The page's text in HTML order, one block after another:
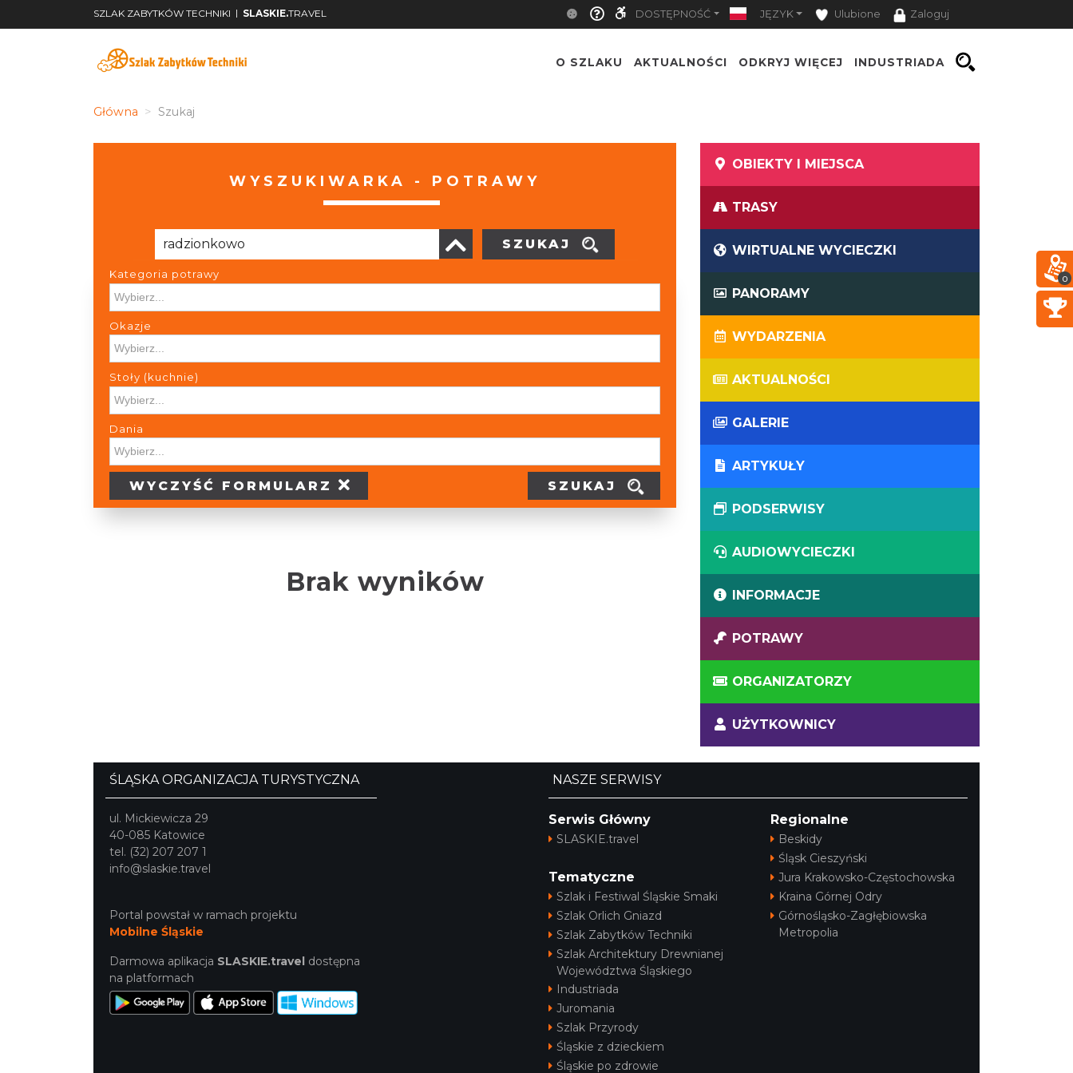
SZLAK ZABYTKÓW TECHNIKI | SLASKIE.TRAVEL DOSTĘPNOŚĆ JĘZYK Ulubione Zaloguj
O SZLAKU AKTUALNOŚCI ODKRYJ WIĘCEJ INDUSTRIADA
Główna Szukaj
WYSZUKIWARKA - POTRAWY
Kategoria potrawy
Kategoria potrawy
Okazje
Okazje
Stoły (kuchnie)
Stoły (kuchnie)
Dania
Dania
WYCZYŚĆ FORMULARZ SZUKAJ
SZUKAJ
Brak wyników
OBIEKTY I MIEJSCA
TRASY
WIRTUALNE WYCIECZKI
PANORAMY
WYDARZENIA
AKTUALNOŚCI
GALERIE
ARTYKUŁY
PODSERWISY
AUDIOWYCIECZKI
INFORMACJE
POTRAWY
ORGANIZATORZY
UŻYTKOWNICY
ŚLĄSKA ORGANIZACJA TURYSTYCZNA
ul. Mickiewicza 29
40-085 Katowice
tel. (32) 207 207 1
info@slaskie.travel
Portal powstał w ramach projektu
Mobilne Śląskie
Darmowa aplikacja SLASKIE.travel dostępna
na platformach
NASZE SERWISY
Serwis Główny
SLASKIE.travel
Tematyczne
Szlak i Festiwal Śląskie Smaki
Szlak Orlich Gniazd
Szlak Zabytków Techniki
Szlak Architektury Drewnianej
Województwa Śląskiego
Industriada
Juromania
Szlak Przyrody
Śląskie z dzieckiem
Śląskie po zdrowie
Regionalne
Beskidy
Śląsk Cieszyński
Jura Krakowsko-Częstochowska
Kraina Górnej Odry
Górnośląsko-Zagłębiowska
Metropolia
0